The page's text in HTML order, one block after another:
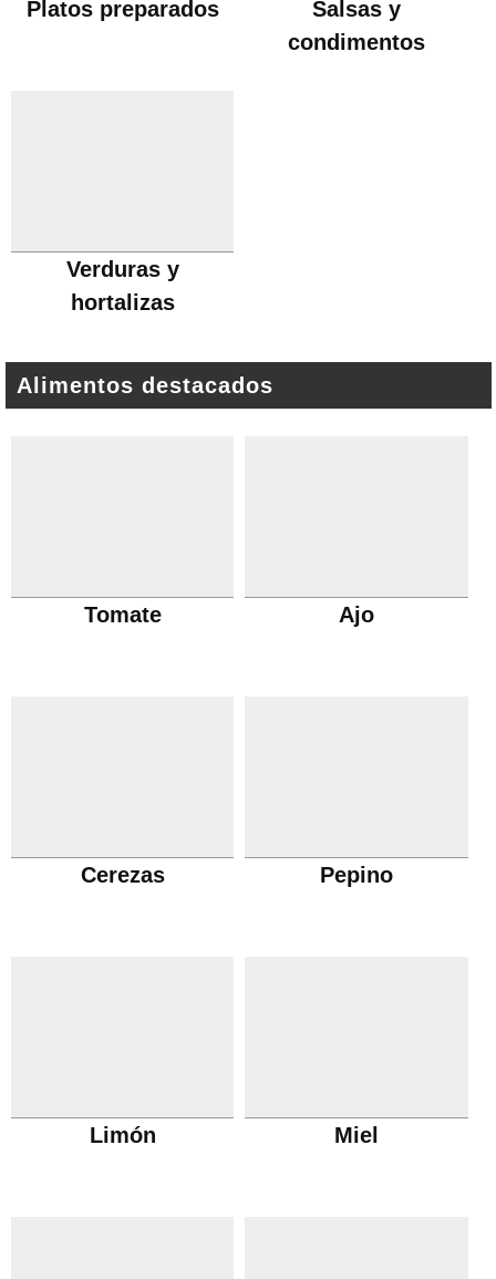
Platos preparados
Salsas y
condimentos
Verduras y
hortalizas
Alimentos destacados
Tomate Ajo
Cerezas Pepino
Limón Miel